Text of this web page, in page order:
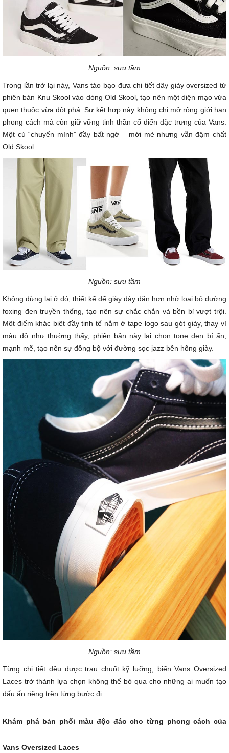
Nguồn: sưu tầm
Trong lần trở lại này, Vans táo bạo đưa chi tiết dây giày oversized từ
phiên bản Knu Skool vào dòng Old Skool, tạo nên một diện mạo vừa
quen thuộc vừa đột phá. Sự kết hợp này không chỉ mở rộng giới hạn
phong cách mà còn giữ vững tinh thần cổ điển đặc trưng của Vans.
Một cú “chuyển mình” đầy bất ngờ – mới mẻ nhưng vẫn đậm chất
Old Skool.
Nguồn: sưu tầm
Không dừng lại ở đó, thiết kế đế giày dày dặn hơn nhờ loại bỏ đường
foxing đen truyền thống, tạo nên sự chắc chắn và bền bỉ vượt trội.
Một điểm khác biệt đầy tinh tế nằm ở tape logo sau gót giày, thay vì
màu đỏ như thường thấy, phiên bản này lại chọn tone đen bí ẩn,
mạnh mẽ, tạo nên sự đồng bộ với đường sọc jazz bên hông giày.
Nguồn: sưu tầm
Từng chi tiết đều được trau chuốt kỹ lưỡng, biến Vans Oversized
Laces trở thành lựa chọn không thể bỏ qua cho những ai muốn tạo
dấu ấn riêng trên từng bước đi.
Khám phá bản phối màu độc đáo cho từng phong cách của
Vans Oversized Laces